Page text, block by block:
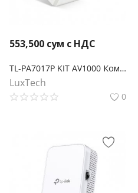
553,500 сум с НДС
TL-PA7017P KIT AV1000 Комплект гигабитных Powerline-адаптеров со встроенной розеткой
LuxTech
0